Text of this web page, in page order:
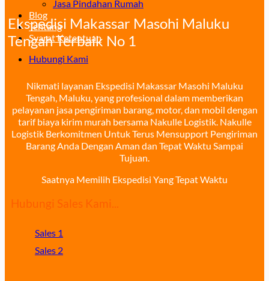
Jasa Pindahan Rumah
Blog
Tentang
Syarat Ketentuan
Hubungi Kami
Ekspedisi Makassar Masohi Maluku
Tengah Terbaik No 1
Nikmati layanan Ekspedisi Makassar Masohi Maluku
Tengah, Maluku, yang profesional dalam memberikan
pelayanan jasa pengiriman barang, motor, dan mobil dengan
tarif biaya kirim murah bersama Nakulle Logistik. Nakulle
Logistik Berkomitmen Untuk Terus Mensupport Pengiriman
Barang Anda Dengan Aman dan Tepat Waktu Sampai
Tujuan.
Saatnya Memilih Ekspedisi Yang Tepat Waktu
Hubungi Sales Kami...
Sales 1
Sales 2